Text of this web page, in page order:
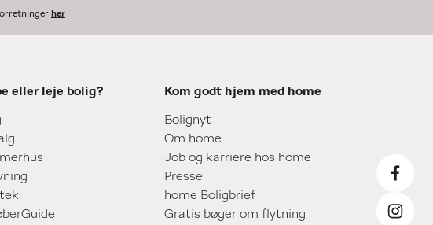
her
eller leje bolig? Kom godt hjem med home
Bolignyt
Om home
Job og karriere hos home
Presse
home Boligbrief
Gratis bøger om flytning